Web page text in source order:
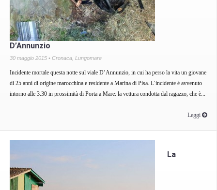
D’Annunzio
30 maggio 2015 • Cronaca Lungomare
Incidente mortale questa notte sul viale D’Annunzio, in cui ha perso la vita un giovane
di 25 anni di origine marocchina e residente a Marina di Pisa. L’incidente è avvenuto
intorno alle 3.30 in prossimità di Porta a Mare: la vettura condotta dal ragazzo, che è...
Leggi
La